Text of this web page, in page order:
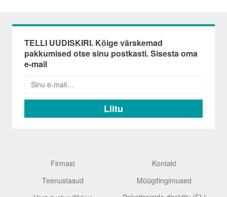
TELLI UUDISKIRI. Kõige värskemad
pakkumised otse sinu postkasti. Sisesta oma
e-mail
Firmast
Kontakt
Teenustasud
Müügitingimused